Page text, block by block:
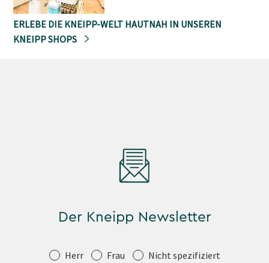
ERLEBE DIE KNEIPP-WELT HAUTNAH IN UNSEREN
KNEIPP SHOPS
Der Kneipp Newsletter
Anrede Herr Frau Nicht spezifiziert